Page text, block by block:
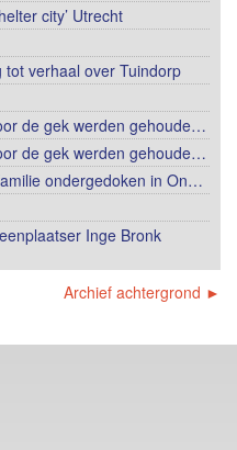
city’ Utrecht
verhaal over Tuindorp
de gek werden gehoude…
de gek werden gehoude…
ondergedoken in On…
Inge Bronk
Archief achtergrond ►